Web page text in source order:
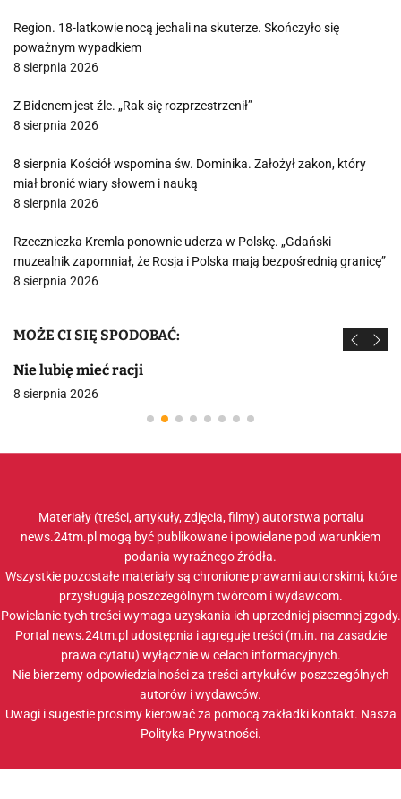
Region. 18-latkowie nocą jechali na skuterze. Skończyło się
poważnym wypadkiem
8 sierpnia 2026
Z Bidenem jest źle. „Rak się rozprzestrzenił”
8 sierpnia 2026
8 sierpnia Kościół wspomina św. Dominika. Założył zakon, który
miał bronić wiary słowem i nauką
8 sierpnia 2026
Rzeczniczka Kremla ponownie uderza w Polskę. „Gdański
muzealnik zapomniał, że Rosja i Polska mają bezpośrednią granicę”
8 sierpnia 2026
MOŻE CI SIĘ SPODOBAĆ:
Nie lubię mieć racji
8 sierpnia 2026
Materiały (treści, artykuły, zdjęcia, filmy) autorstwa portalu
news.24tm.pl mogą być publikowane i powielane pod warunkiem
podania wyraźnego źródła.
Wszystkie pozostałe materiały są chronione prawami autorskimi, które
przysługują poszczególnym twórcom i wydawcom.
Powielanie tych treści wymaga uzyskania ich uprzedniej pisemnej zgody.
Portal news.24tm.pl udostępnia i agreguje treści (m.in. na zasadzie
prawa cytatu) wyłącznie w celach informacyjnych.
Nie bierzemy odpowiedzialności za treści artykułów poszczególnych
autorów i wydawców.
Uwagi i sugestie prosimy kierować za pomocą zakładki kontakt. Nasza
Polityka Prywatności.